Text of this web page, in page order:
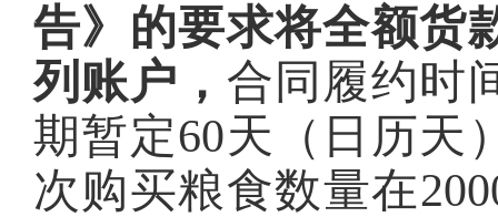
告》的要求将全额货
列账户， 合同履约时
期暂定60天（日历天
次购买粮食数量在